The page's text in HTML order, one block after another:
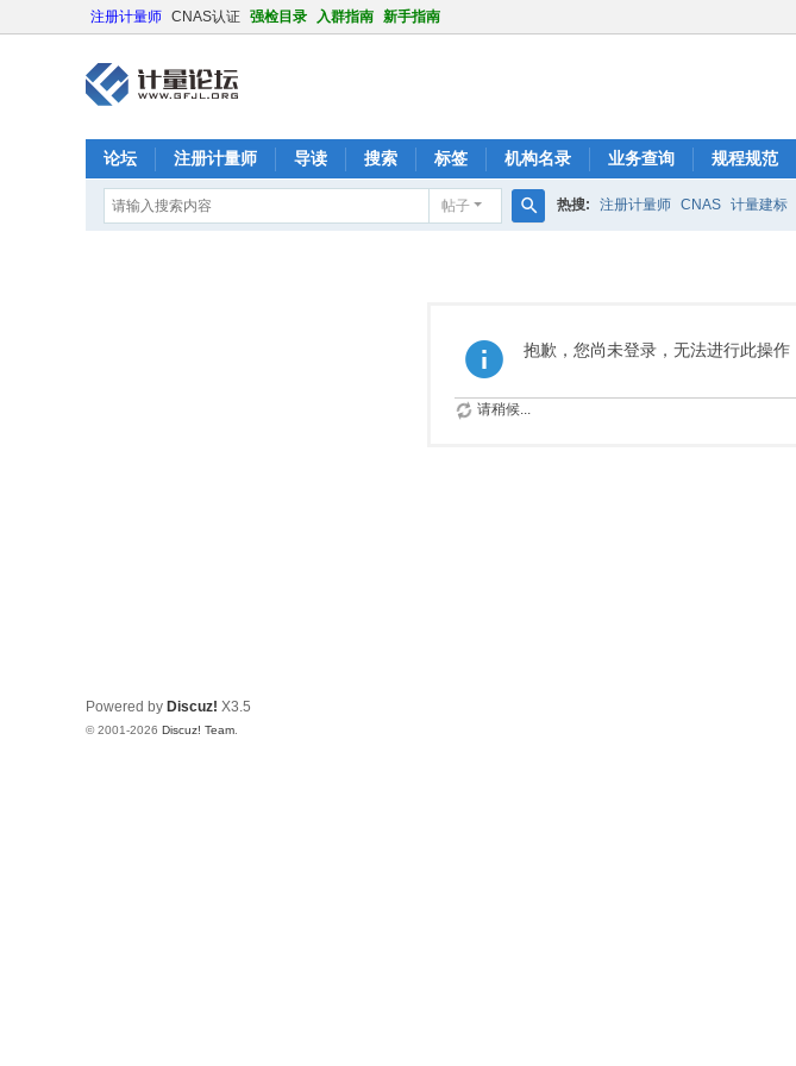
注册计量师 CNAS认证 强检目录 入群指南 新手指南
论坛 注册计量师 导读 搜索 标签 机构名录 业务查询 规程规范
帖子 热搜: 注册计量师 CNAS 计量建标
抱歉，您尚未登录，无法进行此操作
请稍候...
Powered by Discuz! X3.5
© 2001-2026 Discuz! Team